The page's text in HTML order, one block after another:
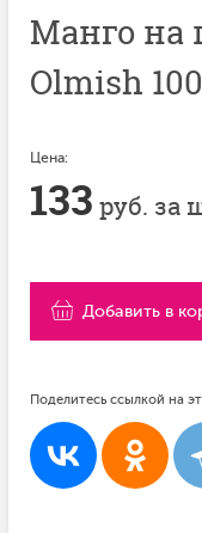
Манго на
Olmish
Цена:
133 руб. за
Добавить в
Поделитесь ссылкой на